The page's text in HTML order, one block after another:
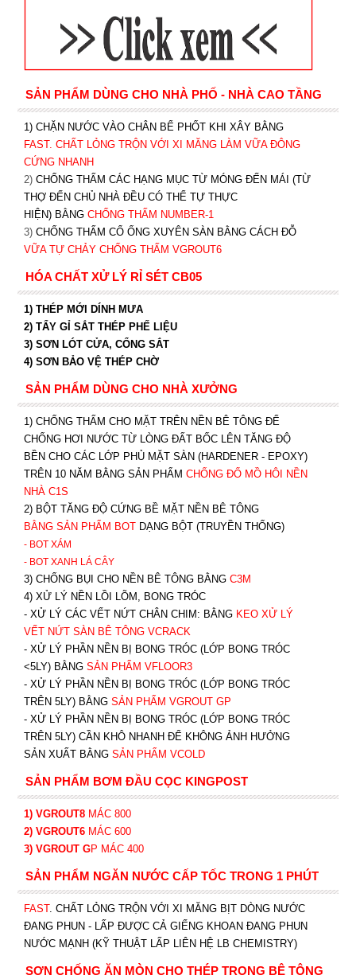
SẢN PHẨM DÙNG CHO NHÀ PHỐ - NHÀ CAO TẦNG
1) CHẶN NƯỚC VÀO CHÂN BỂ PHỐT KHI XÂY BẰNG
FAST. CHẤT LỎNG TRỘN VỚI XI MĂNG LÀM VỮA ĐÔNG
CỨNG NHANH
2) CHỐNG THẤM CÁC HẠNG MỤC TỪ MÓNG ĐẾN MÁI (TỪ
THỢ ĐẾN CHỦ NHÀ ĐỀU CÓ THỂ TỰ THỰC
HIỆN) BẰNG CHỐNG THẤM NUMBER-1
3) CHỐNG THẤM CỔ ỐNG XUYÊN SÀN BẰNG CÁCH ĐỖ
VỮA TỰ CHẢY CHỐNG THẤM VGROUT6
HÓA CHẤT XỬ LÝ RỈ SÉT CB05
1) THÉP MỚI DÍNH MƯA
2) TẨY GỈ SẮT THÉP PHẾ LIỆU
3) SƠN LÓT CỬA, CỔNG SẮT
4) SƠN BẢO VỆ THÉP CHỜ
SẢN PHẨM DÙNG CHO NHÀ XƯỞNG
1) CHỐNG THẤM CHO MẶT TRÊN NỀN BÊ TÔNG ĐỂ
CHỐNG HƠI NƯỚC TỪ LÒNG ĐẤT BỐC LÊN TĂNG ĐỘ
BỀN CHO CÁC LỚP PHỦ MẶT SÀN (HARDENER - EPOXY)
TRÊN 10 NĂM BẰNG SẢN PHẨM CHỐNG ĐỔ MỒ HÔI NỀN
NHÀ C1S
2) BỘT TĂNG ĐỘ CỨNG BỀ MẶT NỀN BÊ TÔNG
BẰNG SẢN PHẨM BOTDẠNG BỘT (TRUYỀN THỐNG)
- BOT XÁM
- BOT XANH LÁ CÂY
3) CHỐNG BỤI CHO NỀN BÊ TÔNG BẰNG C3M
4) XỬ LÝ NỀN LỒI LÕM, BONG TRÓC
- XỬ LÝ CÁC VẾT NỨT CHÂN CHIM: BẰNG KEO XỬ LÝ
VẾT NỨT SÀN BÊ TÔNG VCRACK
- XỬ LÝ PHẦN NỀN BỊ BONG TRÓC (LỚP BONG TRÓC
<5LY) BẰNG SẢN PHẨM VFLOOR3
- XỬ LÝ PHẦN NỀN BỊ BONG TRÓC (LỚP BONG TRÓC
TRÊN 5LY) BẰNG SẢN PHẨM VGROUT GP
- XỬ LÝ PHẦN NỀN BỊ BONG TRÓC (LỚP BONG TRÓC
TRÊN 5LY) CẦN KHÔ NHANH ĐỂ KHÔNG ẢNH HƯỞNG
SẢN XUẤT BẰNG SẢN PHẨM VCOLD
SẢN PHẨM BƠM ĐẦU CỌC KINGPOST
1) VGROUT8 MÁC 800
2) VGROUT6MÁC 600
3) VGROUT GP MÁC 400
SẢN PHẨM NGĂN NƯỚC CẤP TỐC TRONG 1 PHÚT
FAST. CHẤT LỎNG TRỘN VỚI XI MĂNG BỊT DÒNG NƯỚC
ĐANG PHUN - LẤP ĐƯỢC CẢ GIẾNG KHOAN ĐANG PHUN
NƯỚC MẠNH (KỸ THUẬT LẤP LIÊN HỆ LB CHEMISTRY)
SƠN CHỐNG ĂN MÒN CHO THÉP TRONG BÊ TÔNG